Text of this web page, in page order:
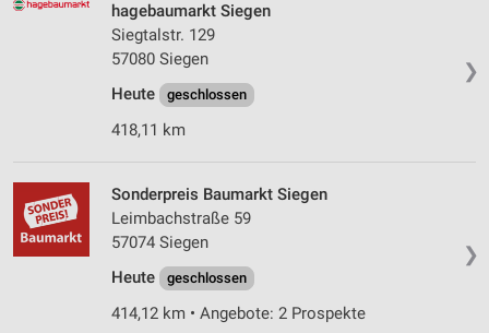
❯
hagebaumarkt Siegen
Siegtalstr. 129
57080 Siegen
Heute
geschlossen
418,11 km
❯
Sonderpreis Baumarkt Siegen
Leimbachstraße 59
57074 Siegen
Heute
geschlossen
414,12 km • Angebote: 2 Prospekte